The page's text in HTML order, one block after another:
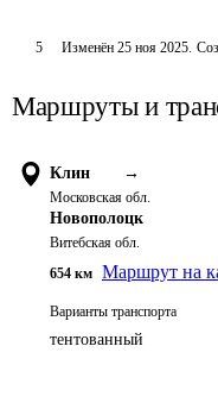
5 Изменён 25 ноя 2025.
Маршруты и
Клин →
Московская обл.
Новополоцк
Витебская обл.
654 км Маршрут на
Варианты транспорта
тентованный